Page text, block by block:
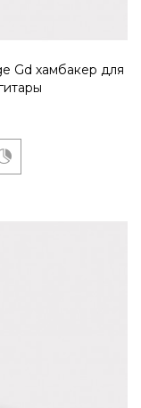
Gd хамбакер для